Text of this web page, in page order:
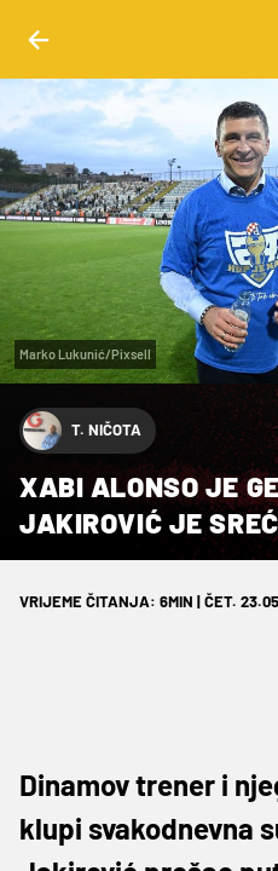
Marko Lukunić/Pixsell
T. NIČOTA
XABI ALONSO JE
JAKIROVIĆ JE
VRIJEME ČITANJA: 6MIN | ČET.
Dinamov trener i
klupi svakodnevna